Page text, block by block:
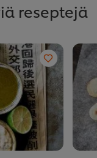
reseptejä